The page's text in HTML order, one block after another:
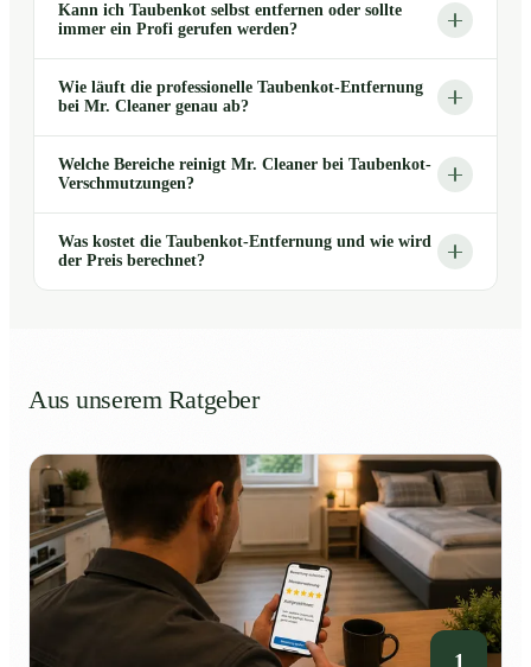
Kann ich Taubenkot selbst entfernen oder sollte
immer ein Profi gerufen werden?
Wie läuft die professionelle Taubenkot-Entfernung
bei Mr. Cleaner genau ab?
Welche Bereiche reinigt Mr. Cleaner bei Taubenkot-
Verschmutzungen?
Was kostet die Taubenkot-Entfernung und wie wird
der Preis berechnet?
Aus unserem Ratgeber
1